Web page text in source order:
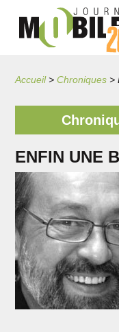
Accueil>Chroniques >
ENFIN UNE